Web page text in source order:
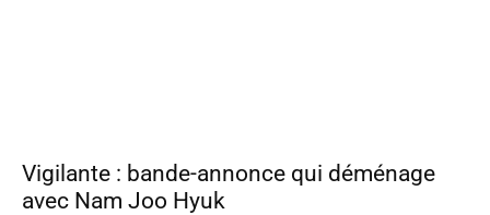
Vigilante : bande-annonce qui déménage
avec Nam Joo Hyuk